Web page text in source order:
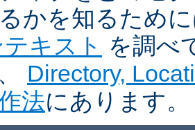
かを知るため
キスト を調べ
Directory,
法にあります。